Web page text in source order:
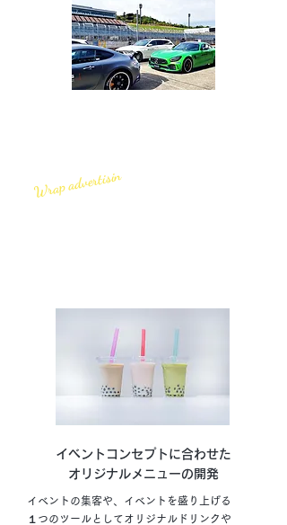
Wrap advertisin
イベントコンセプトに合わせた
オリジナルメニューの開発
イベントの集客や、イベントを盛り上げる
１つのツールとしてオリジナルドリンクや